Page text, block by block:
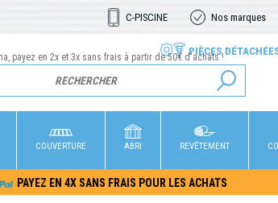
C-PISCINE Nos marques
PIÈCES
payez en 2x et 3x sans frais à partir de 50€ d'achats !
COUVERTURE ABRI REVÊTEMENT
PAYEZ EN 4X SANS FRAIS POUR LES ACHATS